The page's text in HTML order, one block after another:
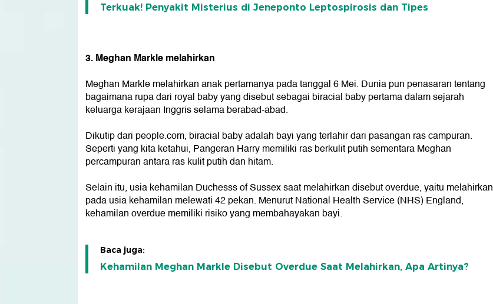
Terkuak! Penyakit Misterius di Jeneponto Leptospirosis dan Tipes
3. Meghan Markle melahirkan
Meghan Markle melahirkan anak pertamanya pada tanggal 6 Mei. Dunia pun penasaran tentang
bagaimana rupa dari royal baby yang disebut sebagai biracial baby pertama dalam sejarah
keluarga kerajaan Inggris selama berabad-abad.
Dikutip dari people.com, biracial baby adalah bayi yang terlahir dari pasangan ras campuran.
Seperti yang kita ketahui, Pangeran Harry memiliki ras berkulit putih sementara Meghan
percampuran antara ras kulit putih dan hitam.
Selain itu, usia kehamilan Duchesss of Sussex saat melahirkan disebut overdue, yaitu melahirkan
pada usia kehamilan melewati 42 pekan. Menurut National Health Service (NHS) England,
kehamilan overdue memiliki risiko yang membahayakan bayi.
Baca juga:
Kehamilan Meghan Markle Disebut Overdue Saat Melahirkan, Apa Artinya?